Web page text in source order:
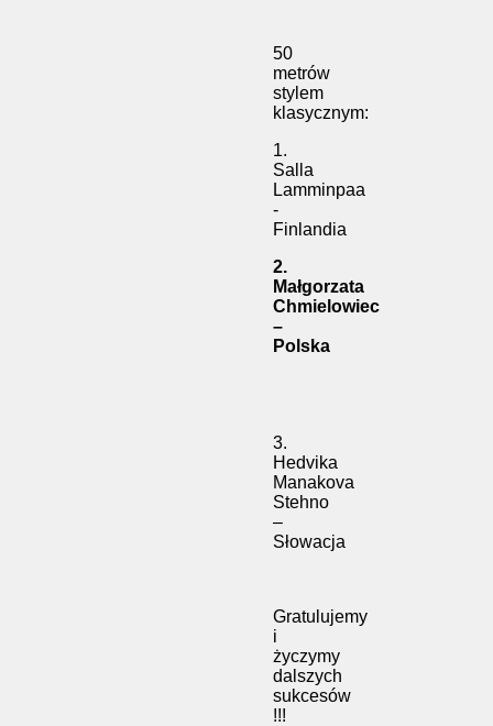
50
metrów
stylem
klasycznym:
1.
Salla
Lamminpaa
-
Finlandia
2.
Małgorzata
Chmielowiec
–
Polska
3.
Hedvika
Manakova
Stehno
–
Słowacja
Gratulujemy
i
życzymy
dalszych
sukcesów
!!!